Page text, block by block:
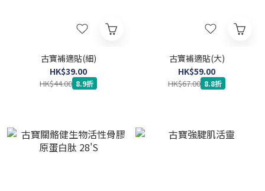
古寶補適貼(細)
HK$39.00
HK$44.00 8.9折
古寶補適貼(大)
HK$59.00
HK$67.00 8.8折